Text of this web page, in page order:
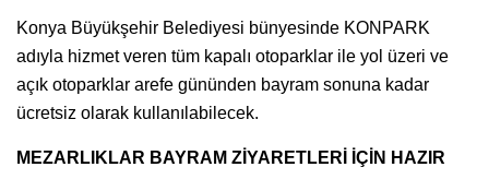
Konya Büyükşehir Belediyesi bünyesinde KONPARK
adıyla hizmet veren tüm kapalı otoparklar ile yol üzeri ve
açık otoparklar arefe gününden bayram sonuna kadar
ücretsiz olarak kullanılabilecek.
MEZARLIKLAR BAYRAM ZİYARETLERİ İÇİN HAZIR